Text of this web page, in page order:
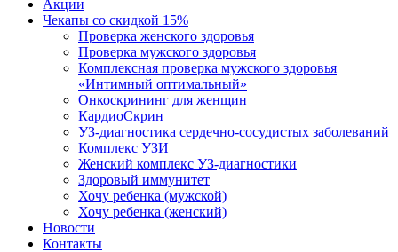
Акции
Чекапы со скидкой 15%
Проверка женского здоровья
Проверка мужского здоровья
Комплексная проверка мужского здоровья
«Интимный оптимальный»
Онкоcкрининг для женщин
КардиоСкрин
УЗ-диагностика сердечно-сосудистых заболеваний
Комплекс УЗИ
Женский комплекс УЗ-диагностики
Здоровый иммунитет
Хочу ребенка (мужской)
Хочу ребенка (женский)
Новости
Контакты